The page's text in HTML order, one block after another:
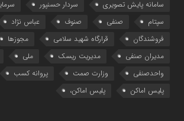
سامانه پایش تصویری
سردار حسنپور
سپتام
صنفی صنوف
عباس نژاد
فروشندگان
قرارگاه شهید سلامی
مجوزها
مدیران صنفی
مدیریت ریسک ملی
واحدصنفی
وزارت صمت پروانه کسب
پلیس اماکن
پلیس اماکن،